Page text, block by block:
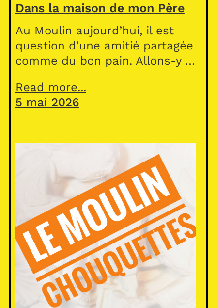
Dans la maison de mon Père
Au Moulin aujourd’hui, il est
question d’une amitié partagée
comme du bon pain. Allons-y …
Read more...
5 mai 2026